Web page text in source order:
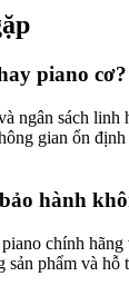
piano cơ?
ngân sách linh
gian ổn
hành
chính
phẩm và hỗ